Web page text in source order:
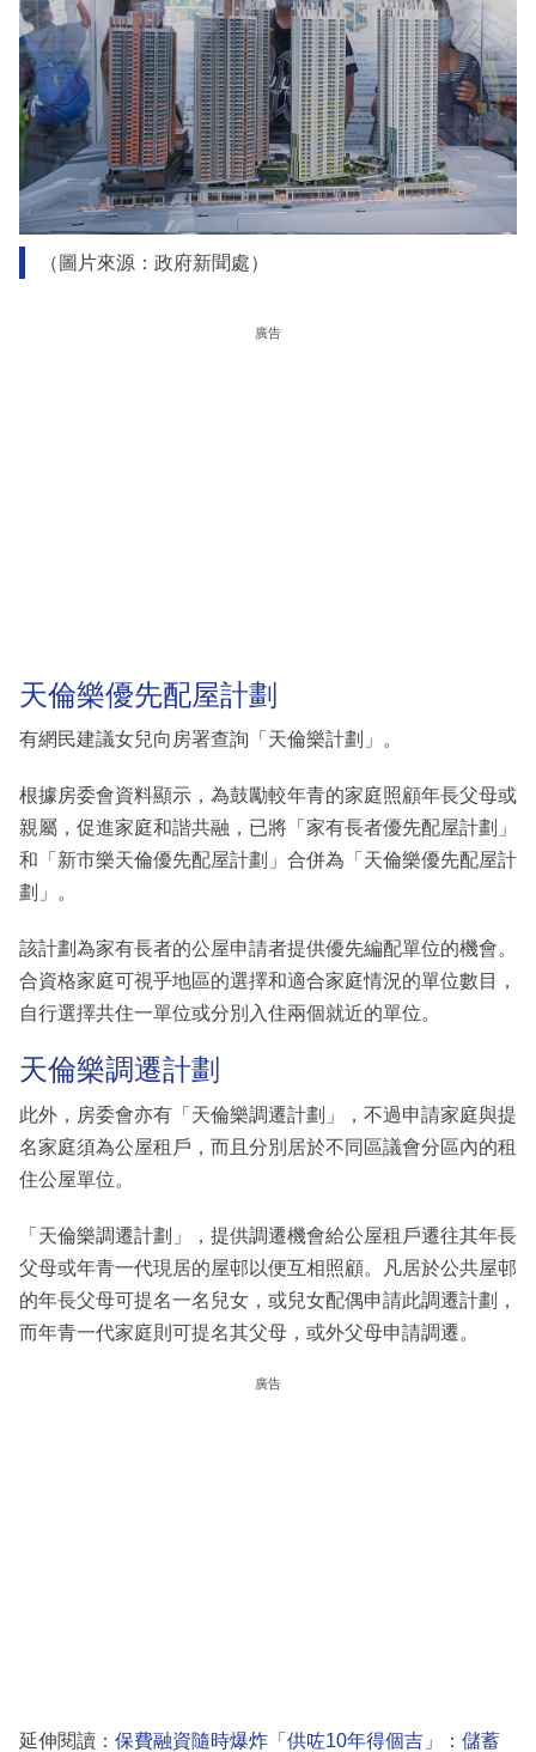
（圖片來源：政府新聞處）
廣告
天倫樂優先配屋計劃
有網民建議女兒向房署查詢「天倫樂計劃」。
根據房委會資料顯示，為鼓勵較年青的家庭照顧年長父母或
親屬，促進家庭和諧共融，已將「家有長者優先配屋計劃」
和「新市樂天倫優先配屋計劃」合併為「天倫樂優先配屋計
劃」。
該計劃為家有長者的公屋申請者提供優先編配單位的機會。
合資格家庭可視乎地區的選擇和適合家庭情況的單位數目，
自行選擇共住一單位或分別入住兩個就近的單位。
天倫樂調遷計劃
此外，房委會亦有「天倫樂調遷計劃」，不過申請家庭與提
名家庭須為公屋租戶，而且分別居於不同區議會分區內的租
住公屋單位。
「天倫樂調遷計劃」，提供調遷機會給公屋租戶遷往其年長
父母或年青一代現居的屋邨以便互相照顧。凡居於公共屋邨
的年長父母可提名一名兒女，或兒女配偶申請此調遷計劃，
而年青一代家庭則可提名其父母，或外父母申請調遷。
廣告
延伸閱讀： 保費融資隨時爆炸「供咗10年得個吉」：儲蓄